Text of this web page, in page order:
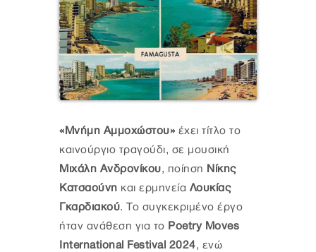
«Μνήμη Αμμοχώστου» έχει τίτλο το
καινούργιο τραγούδι, σε μουσική
Μιχάλη Ανδρονίκου, ποίηση Νίκης
Κατσαούνη και ερμηνεία Λουκίας
Γκαρδιακού. Το συγκεκριμένο έργο
ήταν ανάθεση για το Poetry Moves
International Festival 2024, ενώ